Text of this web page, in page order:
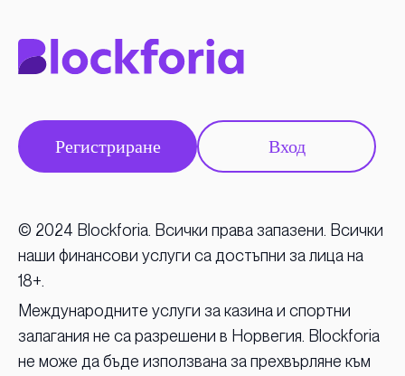
Регистриране Вход
© 2024 Blockforia. Всички права запазени. Всички
наши финансови услуги са достъпни за лица на
18+.
Международните услуги за казина и спортни
залагания не са разрешени в Норвегия. Blockforia
не може да бъде използвана за прехвърляне към